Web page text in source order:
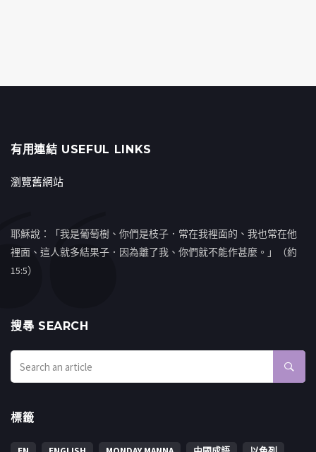
有用連結 USEFUL LINKS
瀏覽舊網站
耶穌說：「我是葡萄樹、你們是枝子．常在我裡面的、我也常在他
裡面、這人就多結果子．因為離了我、你們就不能作甚麼。」（約
15:5）
搜㝷 SEARCH
標籤